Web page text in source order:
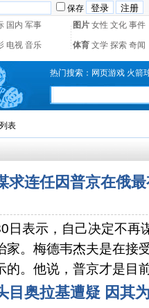
保存
国内 军事 图片 女性 文化 事件
电视 音乐 体育 文学 探索 奇闻
热门搜索： 网页游戏 火箭
表
求连任因普京在俄
日表示，自己决定不再
家。梅德韦杰夫是在接
的。他说，普京才是目
目奥拉基遭疑 因其